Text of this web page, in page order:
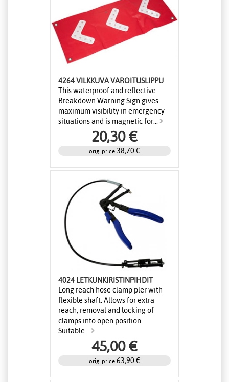
4264 VILKKUVA VAROITUSLIPPU
This waterproof and reflective
Breakdown Warning Sign gives
maximum visibility in emergency
situations and is magnetic for...
20,30 €
orig. price 38,70 €
4024 LETKUNKIRISTINPIHDIT
Long reach hose clamp pler with
flexible shaft. Allows for extra
reach, removal and locking of
clamps into open position.
Suitable...
45,00 €
orig. price 63,90 €